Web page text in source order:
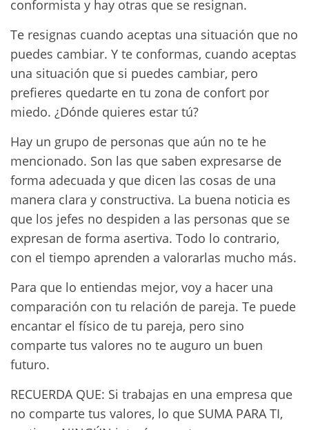
conformista y hay otras que se resignan.
Te resignas cuando aceptas una situación que no
puedes cambiar. Y te conformas, cuando aceptas
una situación que si puedes cambiar, pero
prefieres quedarte en tu zona de confort por
miedo. ¿Dónde quieres estar tú?
Hay un grupo de personas que aún no te he
mencionado. Son las que saben expresarse de
forma adecuada y que dicen las cosas de una
manera clara y constructiva. La buena noticia es
que los jefes no despiden a las personas que se
expresan de forma asertiva. Todo lo contrario,
con el tiempo aprenden a valorarlas mucho más.
Para que lo entiendas mejor, voy a hacer una
comparación con tu relación de pareja. Te puede
encantar el físico de tu pareja, pero sino
comparte tus valores no te auguro un buen
futuro.
RECUERDA QUE: Si trabajas en una empresa que
no comparte tus valores, lo que SUMA PARA TI,